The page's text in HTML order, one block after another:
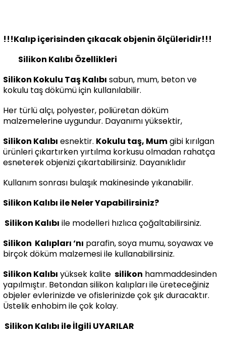
!!!Kalıp içerisinden çıkacak objenin ölçüleridir!!!
Silikon Kalıbı Özellikleri
Silikon Kokulu Taş Kalıbı sabun, mum, beton ve
kokulu taş dökümü için kullanılabilir.
Her türlü alçı, polyester, poliüretan döküm
malzemelerine uygundur. Dayanımı yüksektir,
Silikon Kalıbı esnektir. Kokulu taş, Mumgibi kırılgan
ürünleri çıkartırken yırtılma korkusu olmadan rahatça
esneterek objenizi çıkartabilirsiniz. Dayanıklıdır
Kullanım sonrası bulaşık makinesinde yıkanabilir.
Silikon Kalıbı ile Neler Yapabilirsiniz?
Silikon Kalıbı ile modelleri hızlıca çoğaltabilirsiniz.
Silikon Kalıpları ‘nı parafin, soya mumu, soyawax ve
birçok döküm malzemesi ile kullanabilirsiniz.
Silikon Kalıbı yüksek kalite silikon hammaddesinden
yapılmıştır. Betondan silikon kalıpları ile üreteceğiniz
objeler evlerinizde ve ofislerinizde çok şık duracaktır.
Üstelik enhobim ile çok kolay.
Silikon Kalıbı ile İlgili UYARILAR